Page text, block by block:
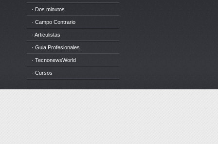
· Dos minutos
· Campo Contrario
· Articulistas
· Guia Profesionales
· TecnonewsWorld
· Cursos